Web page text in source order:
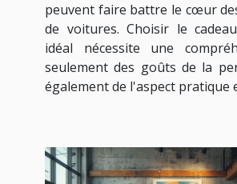
peuvent faire battre le cœur
de voitures. Choisir le
idéal nécessite une
seulement des goûts de la
également de l'aspect pratique